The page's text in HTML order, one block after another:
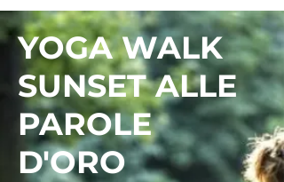
YOGA WALK
SUNSET ALLE
PAROLE
D'ORO